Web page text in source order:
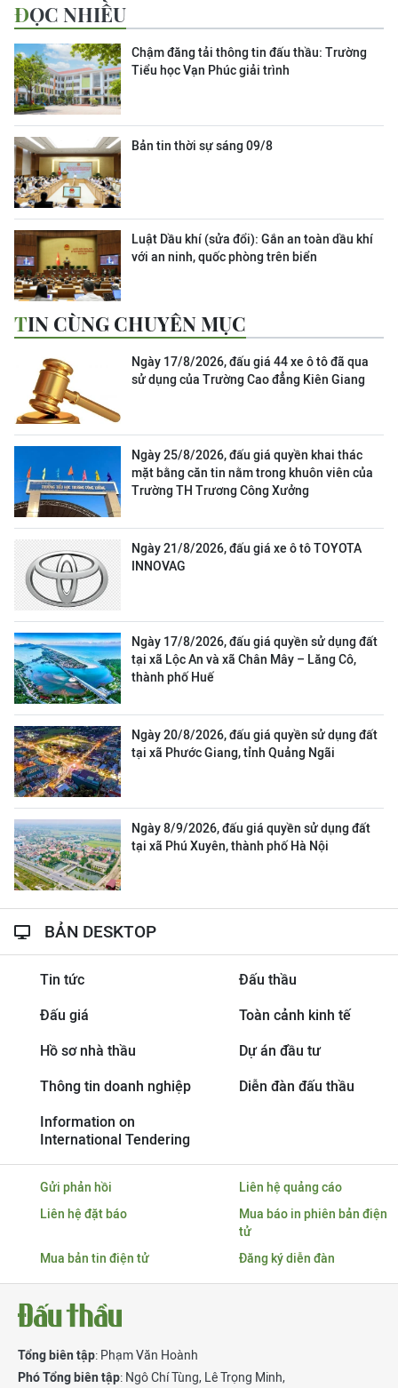
ĐỌC NHIỀU
Chậm đăng tải thông tin đấu thầu: Trường
Tiểu học Vạn Phúc giải trình
Bản tin thời sự sáng 09/8
Luật Dầu khí (sửa đổi): Gắn an toàn dầu khí
với an ninh, quốc phòng trên biển
TIN CÙNG CHUYÊN MỤC
Ngày 17/8/2026, đấu giá 44 xe ô tô đã qua
sử dụng của Trường Cao đẳng Kiên Giang
Ngày 25/8/2026, đấu giá quyền khai thác
mặt bằng căn tin nằm trong khuôn viên của
Trường TH Trương Công Xưởng
Ngày 21/8/2026, đấu giá xe ô tô TOYOTA
INNOVAG
Ngày 17/8/2026, đấu giá quyền sử dụng đất
tại xã Lộc An và xã Chân Mây – Lăng Cô,
thành phố Huế
Ngày 20/8/2026, đấu giá quyền sử dụng đất
tại xã Phước Giang, tỉnh Quảng Ngãi
Ngày 8/9/2026, đấu giá quyền sử dụng đất
tại xã Phú Xuyên, thành phố Hà Nội
BẢN DESKTOP
Tin tức Đấu thầu
Đấu giá Toàn cảnh kinh tế
Hồ sơ nhà thầu Dự án đầu tư
Thông tin doanh nghiệp Diễn đàn đấu thầu
Information on
International Tendering
Gửi phản hồi
Liên hệ quảng cáo
Liên hệ đặt báo
Mua báo in phiên bản điện
tử
Mua bản tin điện tử
Đăng ký diễn đàn
Tổng biên tập: Phạm Văn Hoành
Phó Tổng biên tập: Ngô Chí Tùng, Lê Trọng Minh,